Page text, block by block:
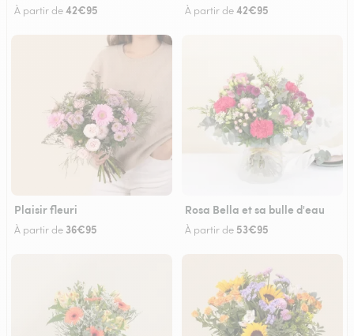
À partir de42€95 À partir de42€95
Plaisir fleuri
À partir de 36€95
Rosa Bella et sa bulle d'eau
À partir de 53€95